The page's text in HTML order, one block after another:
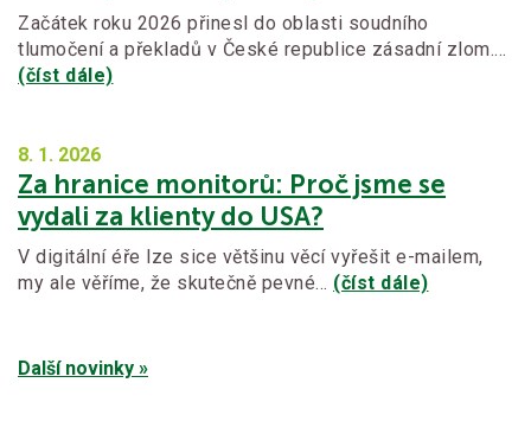
Začátek roku 2026 přinesl do oblasti soudního
tlumočení a překladů v České republice zásadní zlom.…
(číst dále)
8. 1. 2026
Za hranice monitorů: Proč jsme se
vydali za klienty do USA?
V digitální éře lze sice většinu věcí vyřešit e-mailem,
my ale věříme, že skutečně pevné… (číst dále)
Další novinky »